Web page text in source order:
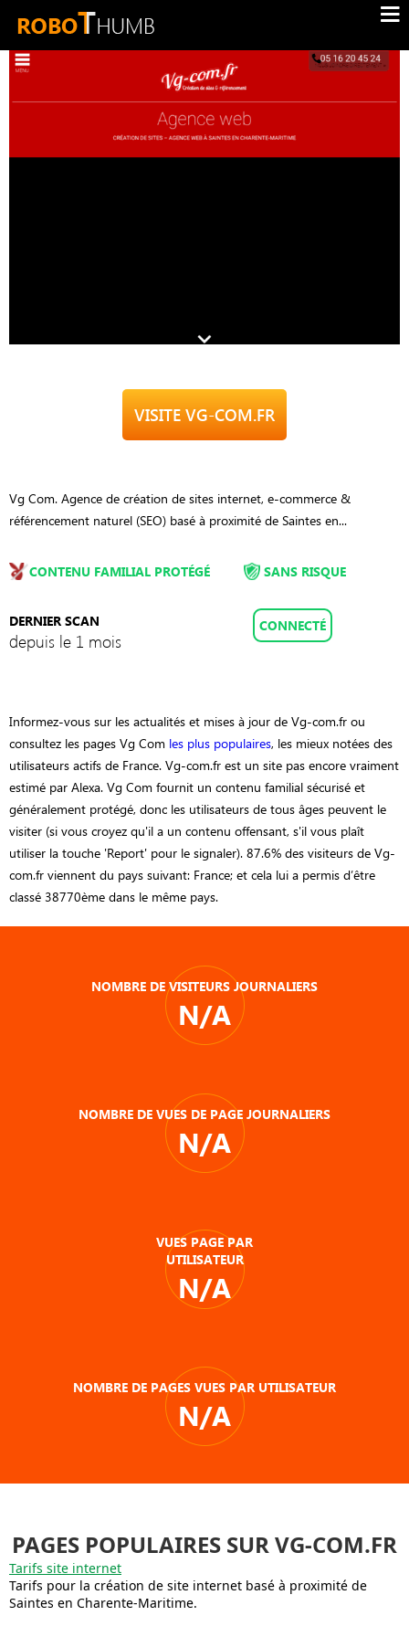
VISITE VG-COM.FR
Vg Com. Agence de création de sites internet, e-commerce &
référencement naturel (SEO) basé à proximité de Saintes en...
CONTENU FAMILIAL PROTÉGÉ
DERNIER SCAN
depuis le 1 mois
SANS RISQUE
CONNECTÉ
Informez-vous sur les actualités et mises à jour de Vg-com.fr ou
consultez les pages Vg Com les plus populaires, les mieux notées des
utilisateurs actifs de France. Vg-com.fr est un site pas encore vraiment
estimé par Alexa. Vg Com fournit un contenu familial sécurisé et
généralement protégé, donc les utilisateurs de tous âges peuvent le
visiter (si vous croyez qu'il a un contenu offensant, s'il vous plaît
utiliser la touche 'Report' pour le signaler). 87.6% des visiteurs de Vg-
com.fr viennent du pays suivant: France; et cela lui a permis d’être
classé 38770ème dans le même pays.
NOMBRE DE VISITEURS JOURNALIERS
N/A
NOMBRE DE VUES DE PAGE JOURNALIERS
N/A
VUES PAGE PAR
UTILISATEUR
N/A
NOMBRE DE PAGES VUES PAR UTILISATEUR
N/A
PAGES POPULAIRES SUR VG-COM.FR
Tarifs site internet
Tarifs pour la création de site internet basé à proximité de
Saintes en Charente-Maritime.